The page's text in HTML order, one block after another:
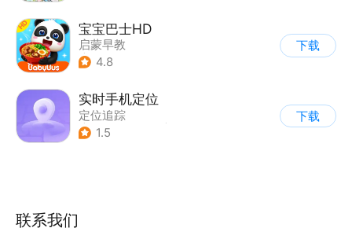
宝宝巴士HD
启蒙早教
| 儿童益智游戏
4.8
下载
实时手机定位
定位追踪
| 儿童益智游戏
1.5
下载
联系我们